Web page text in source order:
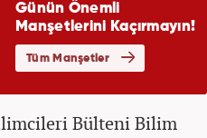
Bülteni Bilim